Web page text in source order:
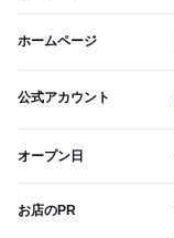
ホームページ
公式アカウント
オープン日
お店のPR